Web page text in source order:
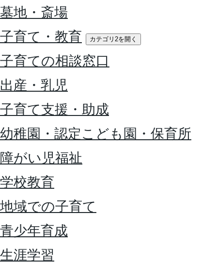
墓地・斎場
子育て・教育
カテゴリ2を開く
子育ての相談窓口
出産・乳児
子育て支援・助成
幼稚園・認定こども園・保育所
障がい児福祉
学校教育
地域での子育て
青少年育成
生涯学習